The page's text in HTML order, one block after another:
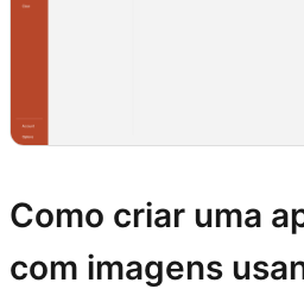
Como criar uma
com imagens